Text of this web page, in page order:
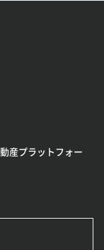
産プラットフォー